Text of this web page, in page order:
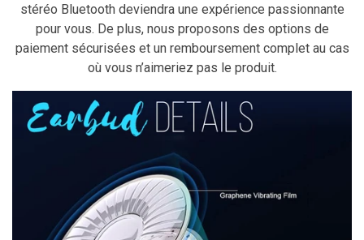
stéréo Bluetooth deviendra une expérience passionnante
pour vous. De plus, nous proposons des options de
paiement sécurisées et un remboursement complet au cas
où vous n’aimeriez pas le produit.